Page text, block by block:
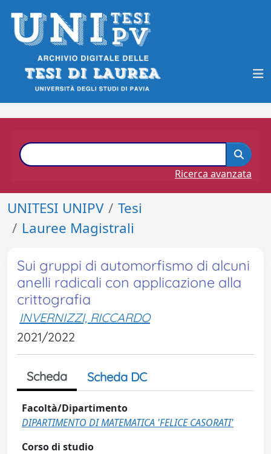
Ricerca avanzata
UNITESI UNIPV
Tesi
Lauree Magistrali
Sui gruppi di automorfismo di alcuni
anelli radicali con applicazione alla
crittografia
INVERNIZZI, RICCARDO
2021/2022
Scheda Scheda DC
Facoltà/Dipartimento
DIPARTIMENTO DI MATEMATICA 'FELICE CASORATI'
Corso di studio